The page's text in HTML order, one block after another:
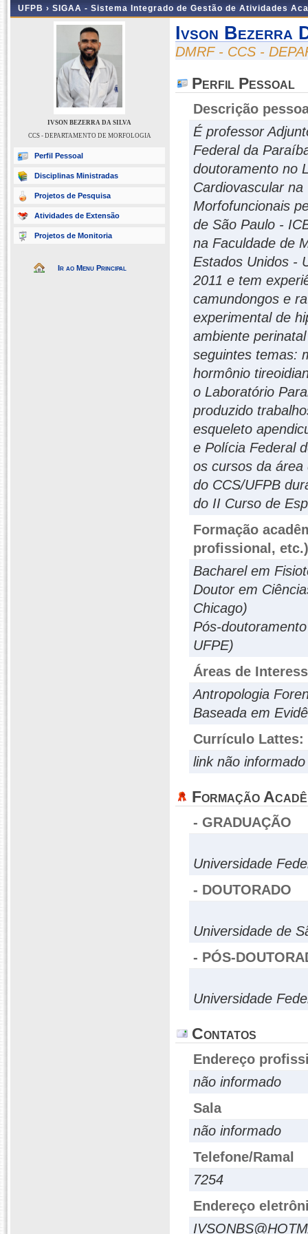
UFPB › SIGAA - Sistema Integrado de Gestão de Atividades
IVSON BEZERRA DA SILVA
CCS - DEPARTAMENTO DE MORFOLOGIA
Perfil Pessoal
Disciplinas Ministradas
Projetos de Pesquisa
Atividades de Extensão
Projetos de Monitoria
Ir ao Menu Principal
Ivson Bezerra
DMRF - CCS -
Perfil Pessoal
Descrição
É professor
Federal da
doutoramento no
Cardiovascular
Morfofuncionais
de São Paulo -
na Faculdade de
Estados Unidos -
2011 e tem
camundongos e
experimental de
ambiente
seguintes temas:
hormônio
o Laboratório
produzido
esqueleto
e Polícia Federal
os cursos da
do CCS/UFPB
do II Curso de
Formação
profissional, etc.)
Bacharel em
Doutor em
Chicago)
Pós-
UFPE)
Áreas de
Antropologia
Baseada em
Currículo Lattes:
link não informado
Formação
- GRADUAÇÃO
Universidade
- DOUTORADO
Universidade de
- PÓS-
Universidade
Contatos
Endereço
não informado
Sala
não informado
Telefone/Ramal
7254
Endereço